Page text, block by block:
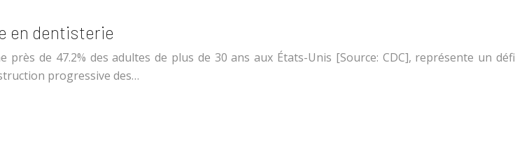
en dentisterie
de 47.2% des adultes de plus de 30 ans aux États-Unis [Source: CDC], représente un défi
progressive des…